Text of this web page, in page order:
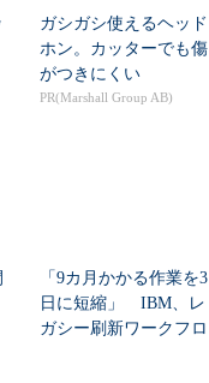
ガシガシ使えるヘッド
ホン。カッターでも傷
がつきにくい
PR(Marshall Group AB)
「9カ月かかる作業を3
日に短縮」 IBM、レ
ガシー刷新ワークフロ